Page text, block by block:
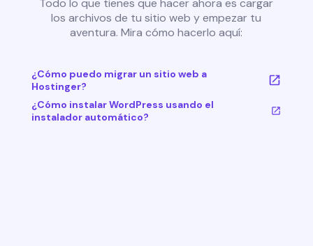
Todo lo que tienes que hacer ahora es cargar
los archivos de tu sitio web y empezar tu
aventura. Mira cómo hacerlo aquí:
¿Cómo puedo migrar un sitio web a
Hostinger?
¿Cómo instalar WordPress usando el
instalador automático?